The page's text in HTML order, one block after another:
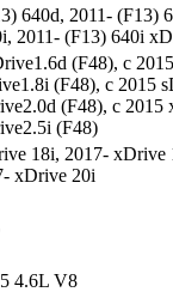
640d, 2011- (F13)
, 2011- (F13) 640i
(F48), c
(F48), c 2015
(F48), c 2015
(F48)
18i, 2017- xDrive
xDrive 20i
4.6L V8